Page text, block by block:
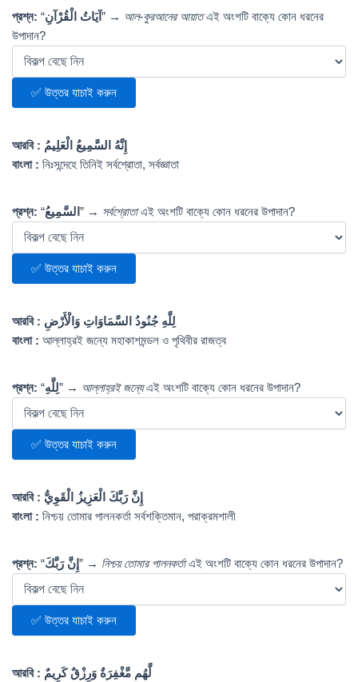
প্রশ্ন: “آيَاتُ الْقُرْآنِ” → আল-কুরআনের আয়াতএই অংশটি বাক্যে কোন ধরনের
উপাদান?
✅ উত্তর যাচাই করুন
আরবি : إِنَّهُ السَّمِيعُ الْعَلِيمُ
বাংলা : নিঃসন্দেহে তিনিই সর্বশ্রোতা, সর্বজ্ঞাতা
প্রশ্ন: “السَّمِيعُ ” → সর্বশ্রোতাএই অংশটি বাক্যে কোন ধরনের উপাদান?
✅ উত্তর যাচাই করুন
আরবি : لِلَّهِ جُنُودُ السَّمَاوَاتِ وَالْأَرْضِ
বাংলা : আল্লাহ্‌রই জন্যে মহাকাশমন্ডল ও পৃথিবীর রাজত্ব
প্রশ্ন: “لِلَّهِ” → আল্লাহ্‌রই জন্যেএই অংশটি বাক্যে কোন ধরনের উপাদান?
✅ উত্তর যাচাই করুন
আরবি : إِنَّ رَبَّكَ الْعَزِيزُ الْقَوِيُّ
বাংলা : নিশ্চয় তোমার পালনকর্তা সর্বশক্তিমান, পরাক্রমশালী
প্রশ্ন: “إِنَّ رَبَّكَ ” → নিশ্চয় তোমার পালনকর্তাএই অংশটি বাক্যে কোন ধরনের উপাদান?
✅ উত্তর যাচাই করুন
আরবি : لَّهُم مَّغْفِرَةٌ وَرِزْقٌ كَرِيمٌ